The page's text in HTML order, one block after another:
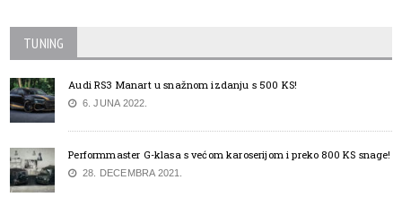
TUNING
Audi RS3 Manart u snažnom izdanju s 500 KS!
6. JUNA 2022.
Performmaster G-klasa s većom karoserijom i preko 800 KS snage!
28. DECEMBRA 2021.